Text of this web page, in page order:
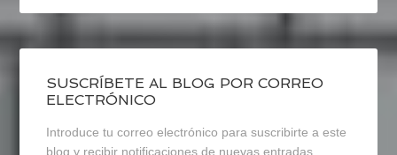
SUSCRÍBETE AL BLOG POR CORREO
ELECTRÓNICO
Introduce tu correo electrónico para suscribirte a este
blog y recibir notificaciones de nuevas entradas.